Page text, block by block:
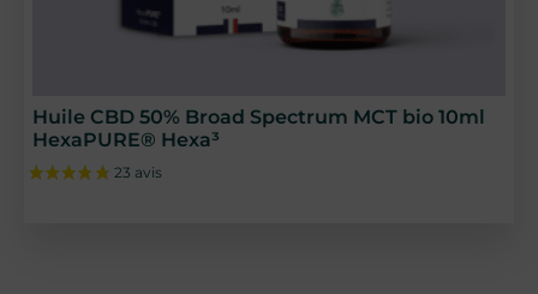
Huile CBD 50% Broad Spectrum MCT bio 10ml
HexaPURE® Hexa³